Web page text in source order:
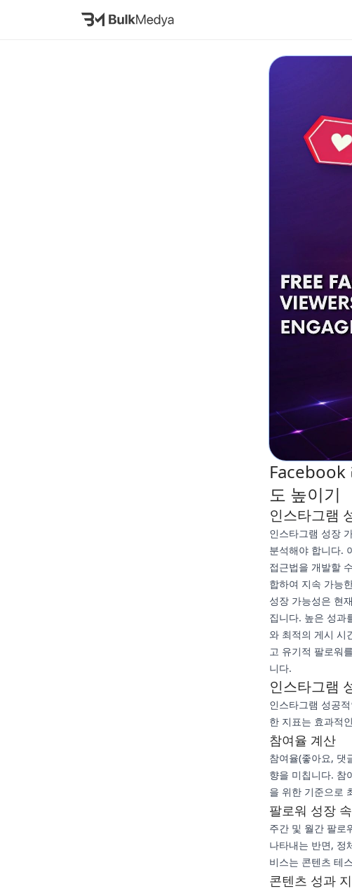
Facebook
도 높이기
인스타그램
인스타그램 성장
분석해야 합니다.
접근법을 개발할
합하여 지속 가능
성장 가능성은 현
집니다. 높은 성과
와 최적의 게시 시
고 유기적 팔로워
니다.
인스타그램
인스타그램 성공
한 지표는 효과적
참여율 계산
참여율(좋아요, 댓
향을 미칩니다. 참
을 위한 기준으로
팔로워 성장
주간 및 월간 팔로
나타내는 반면, 정
비스는 콘텐츠 테
콘텐츠 성과